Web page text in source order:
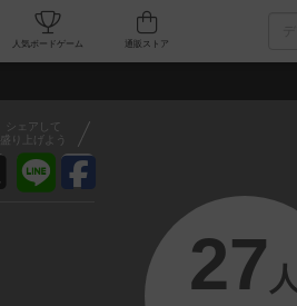
カフェ/店舗 人気ボードゲーム
シェアして
盛り上げよう
27 人